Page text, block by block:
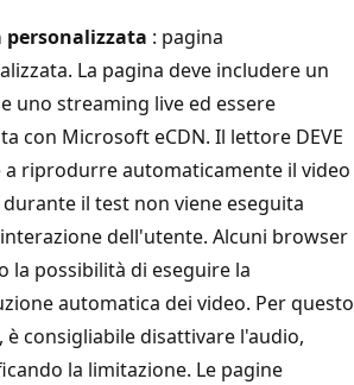
personalizzata : pagina
La pagina deve includere un
uno streaming live ed essere
con Microsoft eCDN. Il lettore DEVE
a riprodurre automaticamente il video
il test non viene eseguita
dell'utente. Alcuni browser
la possibilità di eseguire la
automatica dei video. Per questo
è consigliabile disattivare l'audio,
la limitazione. Le pagine